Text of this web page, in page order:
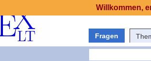
Fragen
Willkommen,